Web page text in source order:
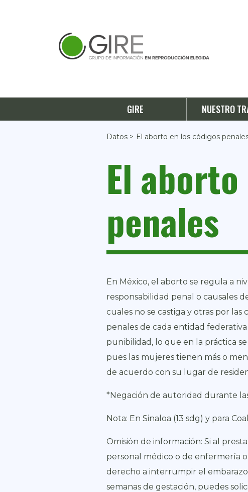
GIRE NUESTRO
Datos > El aborto en los códigos
El
penales
En México, el aborto se regula a
responsabilidad penal o causales
cuales no se castiga y otras por las
penales de cada entidad
punibilidad, lo que en la práctica
pues las mujeres tienen más o
de acuerdo con su lugar de
*Negación de autoridad durante
Nota: En Sinaloa (13 sdg) y para
Omisión de información: Si al
personal médico o de enfermería
derecho a interrumpir el
semanas de gestación, puedes